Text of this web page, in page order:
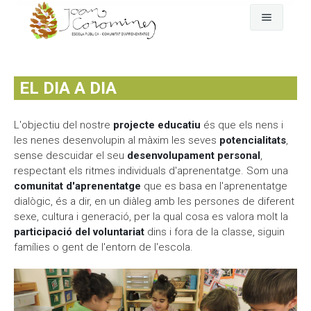
Cerca
El dia a dia
Any rere any
GEP
EDC Estratègia Digital de Centre
Fem pinya
El nostre projecte
Assemblea-Plenari i comissions
Comunitat d'aprenentatge
AFA Coromines
Comunitat
Fotografies i vídeos
Àlbums de fotografies
Documents oficials
Documentació econòmica de l'escola
Contacte
EL DIA A DIA
L'objectiu del nostre projecte educatiu és que els nens i
les nenes desenvolupin al màxim les seves potencialitats,
sense descuidar el seu desenvolupament personal,
respectant els ritmes individuals d'aprenentatge. Som una
comunitat d'aprenentatge que es basa en l'aprenentatge
dialògic, és a dir, en un diàleg amb les persones de diferent
sexe, cultura i generació, per la qual cosa es valora molt la
participació del voluntariat dins i fora de la classe, siguin
famílies o gent de l'entorn de l'escola.